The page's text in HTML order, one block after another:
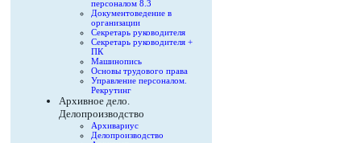
персоналом 8.3
Документоведение в
организации
Секретарь руководителя
Секретарь руководителя +
ПК
Машинопись
Основы трудового права
Управление персоналом.
Рекрутинг
Архивное дело.
Делопроизводство
Архивариус
Делопроизводство